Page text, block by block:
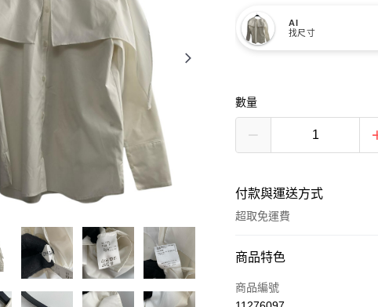
AI
找尺寸
數量
付款與運送方式
超取免運費
付款方式
信用卡一次付款
商品特色
商品編號